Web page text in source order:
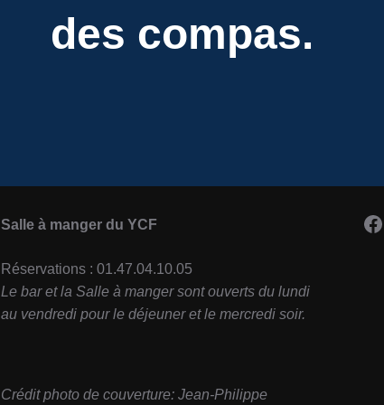
des compas.
Salle à manger du YCF
Réservations : 01.47.04.10.05
Le bar et la Salle à manger sont ouverts du lundi
au vendredi pour le déjeuner et le mercredi soir.
Crédit photo de couverture: Jean-Philippe